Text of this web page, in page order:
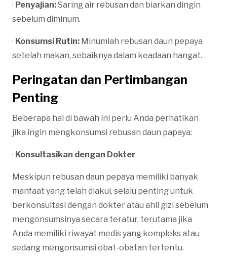
· Penyajian:Saring air rebusan dan biarkan dingin
sebelum diminum.
· Konsumsi Rutin: Minumlah rebusan daun pepaya
setelah makan, sebaiknya dalam keadaan hangat.
Peringatan dan Pertimbangan
Penting
Beberapa hal di bawah ini perlu Anda perhatikan
jika ingin mengkonsumsi rebusan daun papaya:
· Konsultasikan dengan Dokter
Meskipun rebusan daun pepaya memiliki banyak
manfaat yang telah diakui, selalu penting untuk
berkonsultasi dengan dokter atau ahli gizi sebelum
mengonsumsinya secara teratur, terutama jika
Anda memiliki riwayat medis yang kompleks atau
sedang mengonsumsi obat-obatan tertentu.